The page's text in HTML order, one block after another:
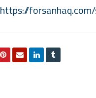
https://